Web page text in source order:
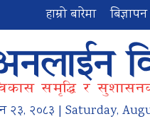
हाम्रो बारेमा
२३, २०८३ | Saturday,